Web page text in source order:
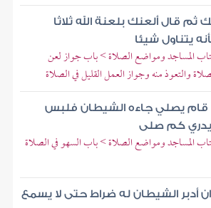
ثم قال ألعنك بلعنة الله ثلاثا
يتناول شيئا
المساجد ومواضع الصلاة > باب جواز لعن
والتعوذ منه وجواز العمل القليل في الصلاة
قام يصلي جاءه الشيطان فلبس
يدري كم صلى
المساجد ومواضع الصلاة > باب السهو في الصلاة
أدبر الشيطان له ضراط حتى لا يسمع